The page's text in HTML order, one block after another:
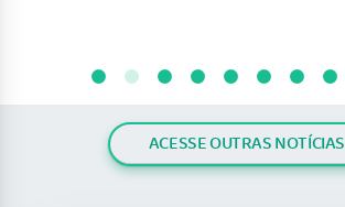
ACESSE OUTRAS NOTÍCIAS